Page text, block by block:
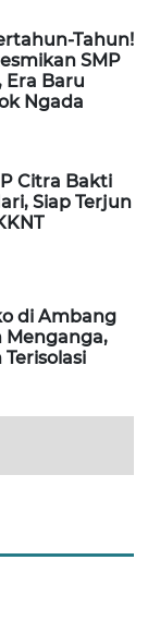
Tahun!
SMP
Era Baru
Ngada
Citra Bakti
Siap Terjun
di Ambang
Menganga,